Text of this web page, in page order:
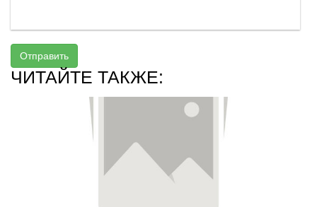
Отправить
ЧИТАЙТЕ ТАКЖЕ: